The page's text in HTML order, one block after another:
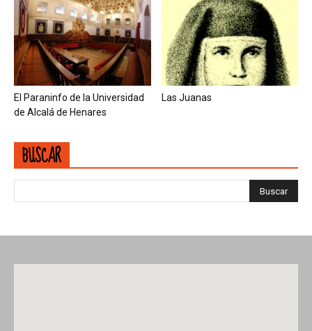
El Paraninfo de la Universidad
de Alcalá de Henares
Las Juanas
BUSCAR